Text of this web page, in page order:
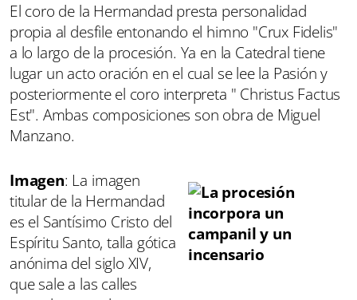
El coro de la Hermandad presta personalidad
propia al desfile entonando el himno "Crux Fidelis"
a lo largo de la procesión. Ya en la Catedral tiene
lugar un acto oración en el cual se lee la Pasión y
posteriormente el coro interpreta " Christus Factus
Est". Ambas composiciones son obra de Miguel
Manzano.
Imagen: La imagen
titular de la Hermandad
es el Santísimo Cristo del
Espíritu Santo, talla gótica
anónima del siglo XIV,
que sale a las calles